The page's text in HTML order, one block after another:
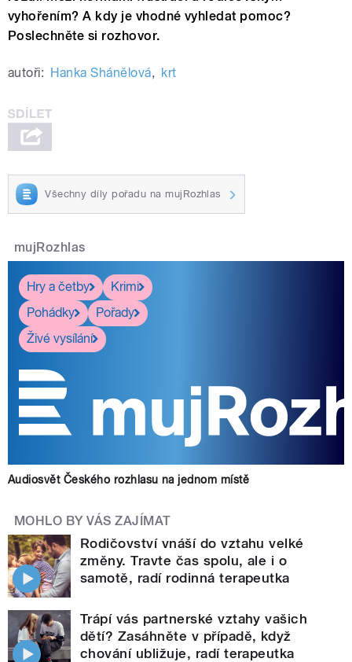
vyhořením? A kdy je vhodné vyhledat pomoc?
Poslechněte si rozhovor.
autoři: Hanka Shánělová, krt
Všechny díly pořadu na mujRozhlas
mujRozhlas
Hry a četby
Krimi
Pohádky
Pořady
Živé vysílání
Audiosvět Českého rozhlasu na jednom místě
MOHLO BY VÁS ZAJÍMAT
Rodičovství vnáší do vztahu velké
změny. Travte čas spolu, ale i o
samotě, radí rodinná terapeutka
Trápí vás partnerské vztahy vašich
dětí? Zasáhněte v případě, když
chování ubližuje, radí terapeutka